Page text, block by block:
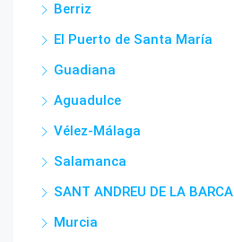
Berriz
El Puerto de Santa María
Guadiana
Aguadulce
Vélez-Málaga
Salamanca
SANT ANDREU DE LA BARCA
Murcia